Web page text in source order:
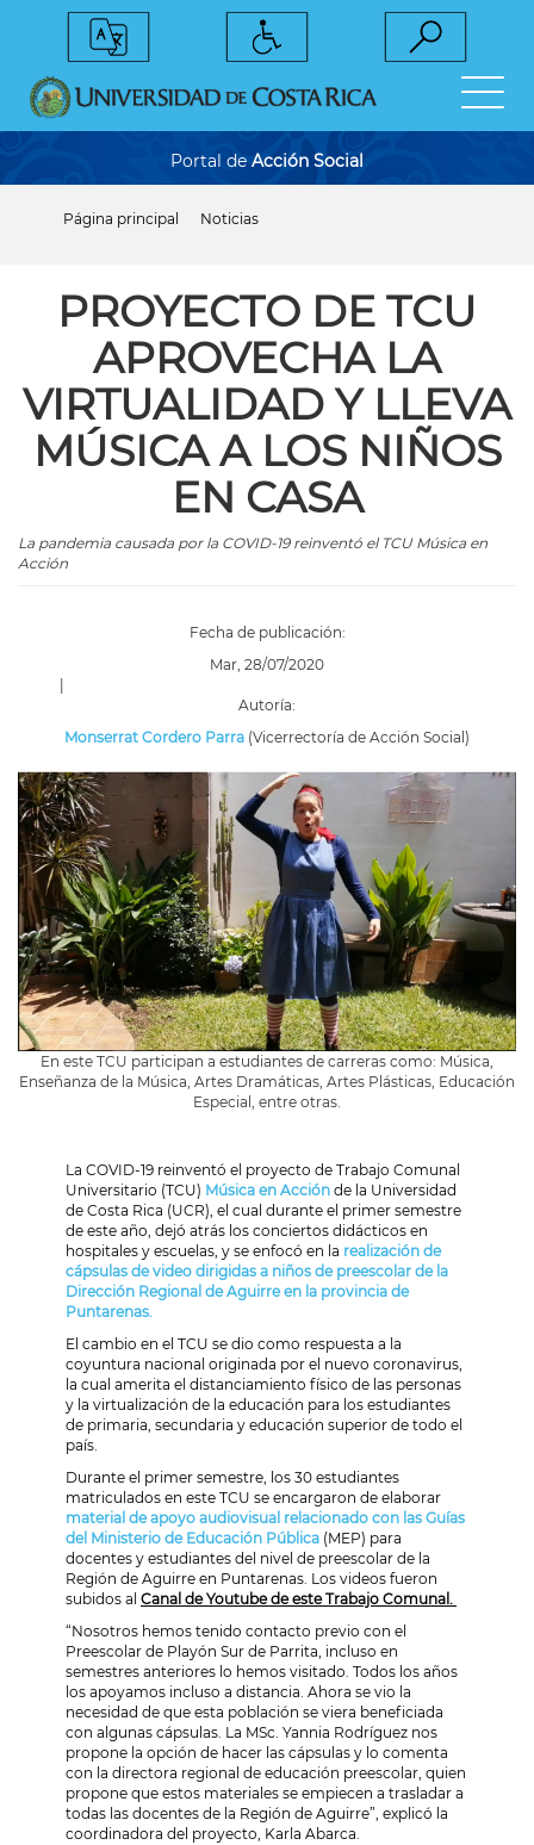
Portal de Acción Social
ayuda
navegación
Página principal Noticias
PROYECTO DE TCU
APROVECHA LA
VIRTUALIDAD Y LLEVA
MÚSICA A LOS NIÑOS
EN CASA
La pandemia causada por la COVID-19 reinventó el TCU Música en
Acción
Fecha de publicación:
Mar, 28/07/2020
|
Autoría:
Monserrat Cordero Parra (Vicerrectoría de Acción Social)
En este TCU participan a estudiantes de carreras como: Música,
Enseñanza de la Música, Artes Dramáticas, Artes Plásticas, Educación
Especial, entre otras.
La COVID-19 reinventó el proyecto de Trabajo Comunal
Universitario (TCU) Música en Acción de la Universidad
de Costa Rica (UCR), el cual durante el primer semestre
de este año, dejó atrás los conciertos didácticos en
hospitales y escuelas, y se enfocó en la realización de
cápsulas de video dirigidas a niños de preescolar de la
Dirección Regional de Aguirre en la provincia de
Puntarenas.
El cambio en el TCU se dio como respuesta a la
coyuntura nacional originada por el nuevo coronavirus,
la cual amerita el distanciamiento físico de las personas
y la virtualización de la educación para los estudiantes
de primaria, secundaria y educación superior de todo el
país.
Durante el primer semestre, los 30 estudiantes
matriculados en este TCU se encargaron de elaborar
material de apoyo audiovisual relacionado con las Guías
del Ministerio de Educación Pública (MEP) para
docentes y estudiantes del nivel de preescolar de la
Región de Aguirre en Puntarenas. Los videos fueron
subidos al Canal de Youtube de este Trabajo Comunal.
“Nosotros hemos tenido contacto previo con el
Preescolar de Playón Sur de Parrita, incluso en
semestres anteriores lo hemos visitado. Todos los años
los apoyamos incluso a distancia. Ahora se vio la
necesidad de que esta población se viera beneficiada
con algunas cápsulas. La MSc. Yannia Rodríguez nos
propone la opción de hacer las cápsulas y lo comenta
con la directora regional de educación preescolar, quien
propone que estos materiales se empiecen a trasladar a
todas las docentes de la Región de Aguirre”, explicó la
coordinadora del proyecto, Karla Abarca.